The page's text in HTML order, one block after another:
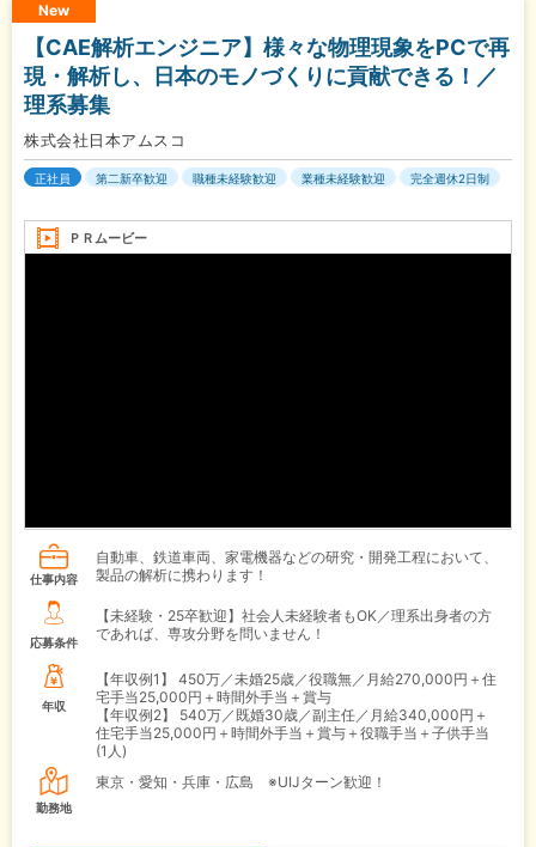
New
【CAE解析エンジニア】様々な物理現象をPCで再
現・解析し、日本のモノづくりに貢献できる！／
理系募集
株式会社日本アムスコ
正社員 第二新卒歓迎 職種未経験歓迎 業種未経験歓迎 完全週休2日制
ＰＲムービー
仕事内容
自動車、鉄道車両、家電機器などの研究・開発工程において、
製品の解析に携わります！
応募条件
【未経験・25卒歓迎】社会人未経験者もOK／理系出身者の方
であれば、専攻分野を問いません！
年収
【年収例1】
450万／未婚25歳／役職無／月給270,000円＋住
宅手当25,000円＋時間外手当＋賞与
【年収例2】
540万／既婚30歳／副主任／月給340,000円＋
住宅手当25,000円＋時間外手当＋賞与＋役職手当＋子供手当
(1人)
勤務地
東京・愛知・兵庫・広島 ※UIJターン歓迎！